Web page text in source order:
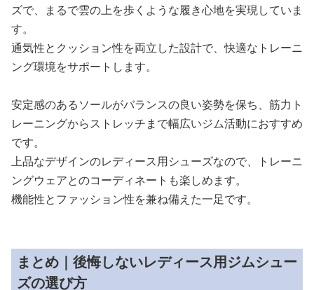
ズで、まるで雲の上を歩くような履き心地を実現していま
す。
通気性とクッション性を両立した設計で、快適なトレーニ
ング環境をサポートします。
安定感のあるソールがバランスの良い姿勢を保ち、筋力ト
レーニングからストレッチまで幅広いジム活動におすすめ
です。
上品なデザインのレディース用シューズなので、トレーニ
ングウェアとのコーディネートも楽しめます。
機能性とファッション性を兼ね備えた一足です。
まとめ｜後悔しないレディース用ジムシュー
ズの選び方